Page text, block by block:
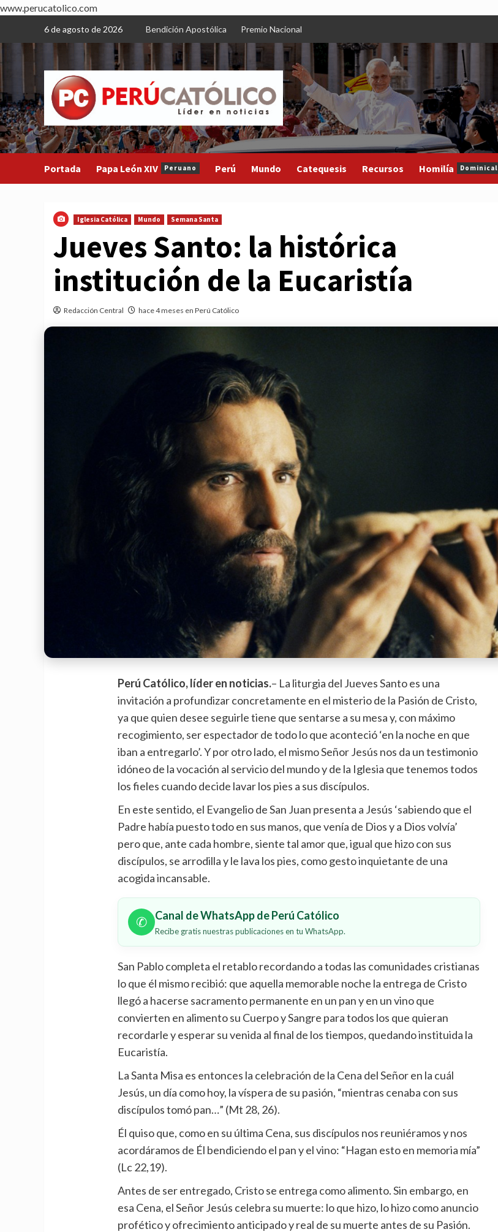
www.perucatolico.com
content
6 de agosto de 2026 Bendición Apostólica Premio Nacional
Portada Papa León XIV Peruano Perú Mundo Catequesis Recursos Homilía Dominical
Iglesia Católica Mundo Semana Santa
Jueves Santo: la histórica
institución de la Eucaristía
Redacción Central hace 4 meses en Perú Católico
Perú Católico, líder en noticias.– La liturgia del Jueves Santo es una
invitación a profundizar concretamente en el misterio de la Pasión de Cristo,
ya que quien desee seguirle tiene que sentarse a su mesa y, con máximo
recogimiento, ser espectador de todo lo que aconteció ‘en la noche en que
iban a entregarlo’. Y por otro lado, el mismo Señor Jesús nos da un testimonio
idóneo de la vocación al servicio del mundo y de la Iglesia que tenemos todos
los fieles cuando decide lavar los pies a sus discípulos.
En este sentido, el Evangelio de San Juan presenta a Jesús ‘sabiendo que el
Padre había puesto todo en sus manos, que venía de Dios y a Dios volvía’
pero que, ante cada hombre, siente tal amor que, igual que hizo con sus
discípulos, se arrodilla y le lava los pies, como gesto inquietante de una
acogida incansable.
✆ Canal de WhatsApp de Perú Católico
Recibe gratis nuestras publicaciones en tu WhatsApp.
San Pablo completa el retablo recordando a todas las comunidades cristianas
lo que él mismo recibió: que aquella memorable noche la entrega de Cristo
llegó a hacerse sacramento permanente en un pan y en un vino que
convierten en alimento su Cuerpo y Sangre para todos los que quieran
recordarle y esperar su venida al final de los tiempos, quedando instituida la
Eucaristía.
La Santa Misa es entonces la celebración de la Cena del Señor en la cuál
Jesús, un día como hoy, la víspera de su pasión, “mientras cenaba con sus
discípulos tomó pan…” (Mt 28, 26).
Él quiso que, como en su última Cena, sus discípulos nos reuniéramos y nos
acordáramos de Él bendiciendo el pan y el vino: “Hagan esto en memoria mía”
(Lc 22,19).
Antes de ser entregado, Cristo se entrega como alimento. Sin embargo, en
esa Cena, el Señor Jesús celebra su muerte: lo que hizo, lo hizo como anuncio
profético y ofrecimiento anticipado y real de su muerte antes de su Pasión.